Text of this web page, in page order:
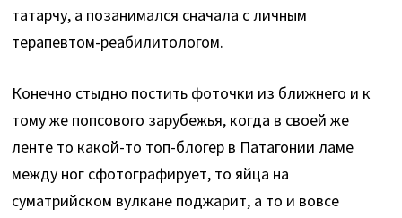
татарчу, а позанимался сначала с личным
терапевтом-реабилитологом.
Конечно стыдно постить фоточки из ближнего и к
тому же попсового зарубежья, когда в своей же
ленте то какой-то топ-блогер в Патагонии ламе
между ног сфотографирует, то яйца на
суматрийском вулкане поджарит, а то и вовсе